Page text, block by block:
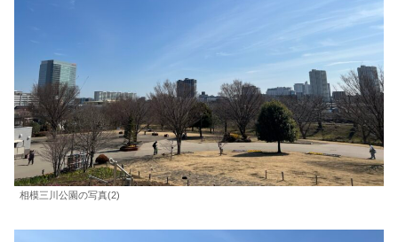
相模三川公園の写真(2)